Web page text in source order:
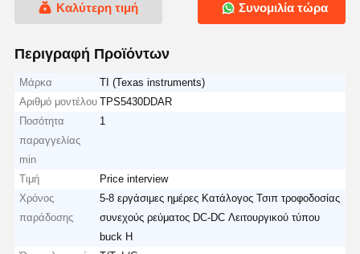
Καλύτερη τιμή Συνομιλία τώρα
Περιγραφή Προϊόντων
Μάρκα
TI (Texas instruments)
Αριθμό μοντέλου TPS5430DDAR
Ποσότητα
παραγγελίας
min
1
Τιμή
Price interview
Χρόνος
παράδοσης
5-8 εργάσιμες ημέρες Κατάλογος Τσιπ τροφοδοσίας
συνεχούς ρεύματος DC-DC Λειτουργικού τύπου
buck Η ​​